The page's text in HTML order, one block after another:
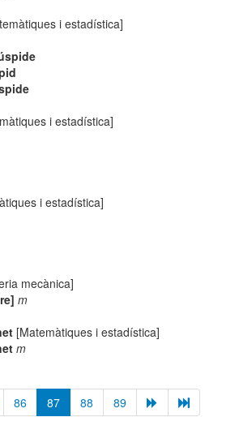
i estadística]
i estadística]
i estadística]
mecànica]
m
[Matemàtiques i estadística]
m
86 87 88 89